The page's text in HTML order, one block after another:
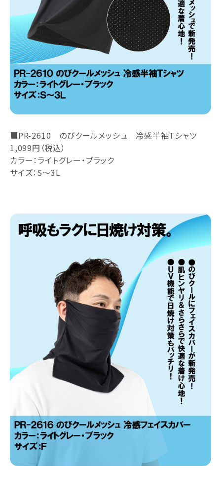
■PR-2610 のびクールメッシュ 冷感半袖Tシャツ
1,099円（税込）
カラー：ライトグレー・ブラック
サイズ：S～3L